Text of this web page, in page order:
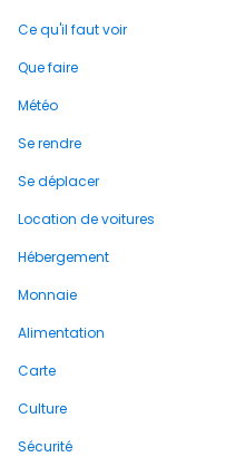
Ce qu'il faut voir
Que faire
Météo
Se rendre
Se déplacer
Location de voitures
Hébergement
Monnaie
Alimentation
Carte
Culture
Sécurité